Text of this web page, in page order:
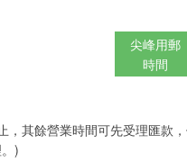
尖峰用郵
時間
，其餘營業時間可先受理匯款
)